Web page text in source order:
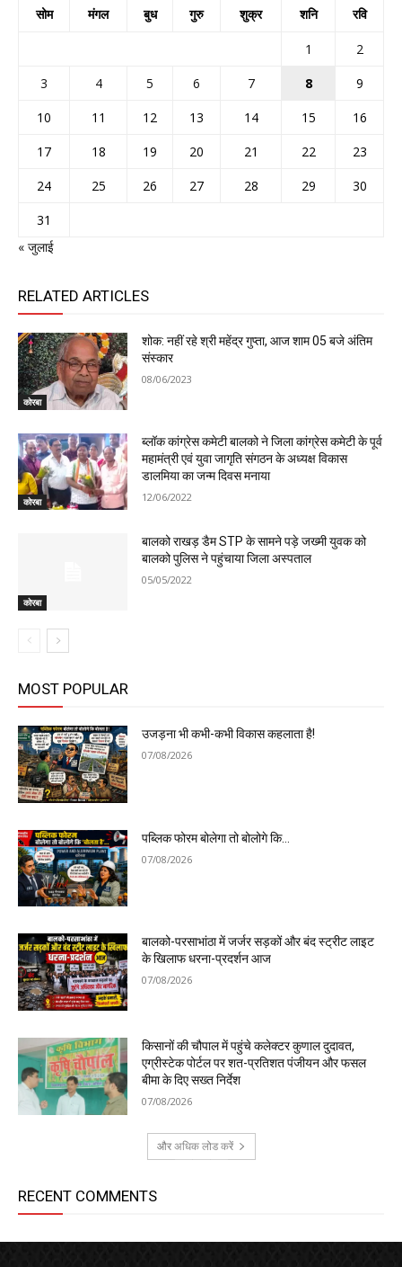
सोम मंगल बुध गुरु शुक्र शनि रवि
1
2
3
4 5 6 7 8
9
10
11 12 13 14 15
16
17
18 19 20 21 22
23
24
25 26 27 28 29
30
31
« जुलाई
RELATED ARTICLES
कोरबा
शोक: नहीं रहे श्री महेंद्र गुप्ता, आज शाम 05 बजे अंतिम
संस्कार
08/06/2023
कोरबा
ब्लॉक कांग्रेस कमेटी बालको ने जिला कांग्रेस कमेटी के पूर्व
महामंत्री एवं युवा जागृति संगठन के अध्यक्ष विकास
डालमिया का जन्म दिवस मनाया
12/06/2022
कोरबा
बालको राखड़ डैम STP के सामने पड़े जख्मी युवक को
बालको पुलिस ने पहुंचाया जिला अस्पताल
05/05/2022
MOST POPULAR
उजड़ना भी कभी-कभी विकास कहलाता है!
07/08/2026
पब्लिक फोरम बोलेगा तो बोलोगे कि…
07/08/2026
बालको-परसाभांठा में जर्जर सड़कों और बंद स्ट्रीट लाइट
के खिलाफ धरना-प्रदर्शन आज
07/08/2026
किसानों की चौपाल में पहुंचे कलेक्टर कुणाल दुदावत,
एग्रीस्टेक पोर्टल पर शत-प्रतिशत पंजीयन और फसल
बीमा के दिए सख्त निर्देश
07/08/2026
और अधिक लोड करें
RECENT COMMENTS